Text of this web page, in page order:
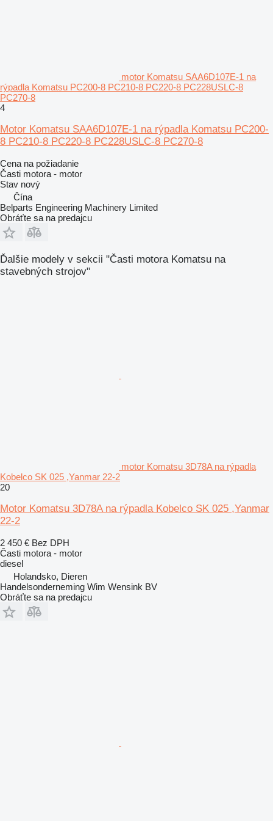
motor Komatsu SAA6D107E-1 na
rýpadla Komatsu PC200-8 PC210-8 PC220-8 PC228USLC-8
PC270-8
4
Motor Komatsu SAA6D107E-1 na rýpadla Komatsu PC200-
8 PC210-8 PC220-8 PC228USLC-8 PC270-8
Cena na požiadanie
Časti motora - motor
Stav nový
Čína
Belparts Engineering Machinery Limited
Obráťte sa na predajcu
Ďalšie modely v sekcii "Časti motora Komatsu na
stavebných strojov"
motor Komatsu 3D78A na rýpadla
Kobelco SK 025 ,Yanmar 22-2
20
Motor Komatsu 3D78A na rýpadla Kobelco SK 025 ,Yanmar
22-2
2 450 € Bez DPH
Časti motora - motor
diesel
Holandsko, Dieren
Handelsonderneming Wim Wensink BV
Obráťte sa na predajcu